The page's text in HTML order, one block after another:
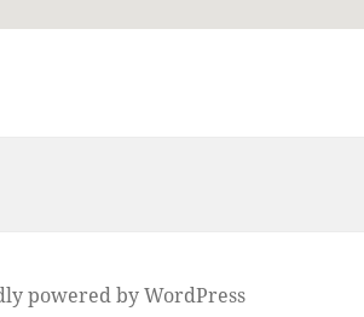
powered by WordPress